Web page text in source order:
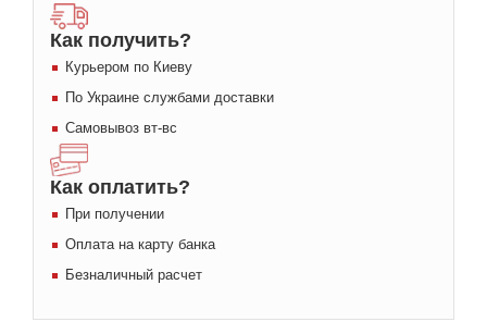
Как получить?
Курьером по Киеву
По Украине службами доставки
Самовывоз вт-вс
Как оплатить?
При получении
Оплата на карту банка
Безналичный расчет